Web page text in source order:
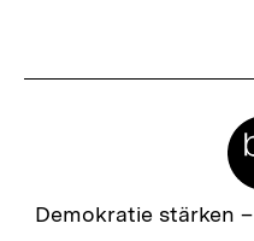
n
Zur
Demokratie stärken –